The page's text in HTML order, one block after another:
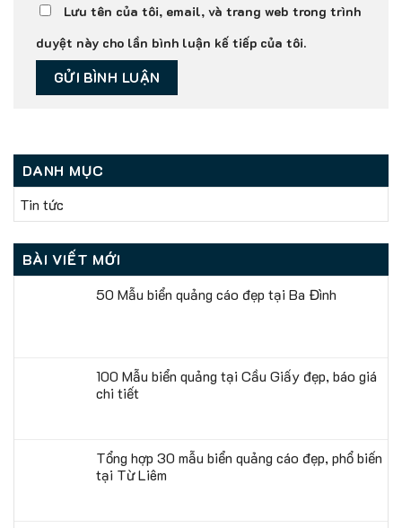
Lưu tên của tôi, email, và trang web trong trình
duyệt này cho lần bình luận kế tiếp của tôi.
DANH MỤC
Tin tức
BÀI VIẾT MỚI
50 Mẫu biển quảng cáo đẹp tại Ba Đình
100 Mẫu biển quảng tại Cầu Giấy đẹp, báo giá
chi tiết
Tổng hợp 30 mẫu biển quảng cáo đẹp, phổ biến
tại Từ Liêm